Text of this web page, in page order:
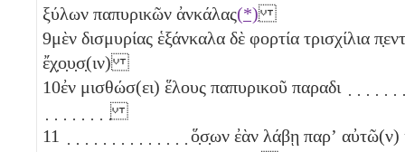
ξύλων παπυρικῶν ἀνκάλας(*)
9μὲν δισμυρίας ἑξάνκαλα δὲ φορτία τρισχίλια
ἔχ̣ο̣υ̣σ̣(ιν)
10ἐν μισθώσ(ει) ἕλους παπυρικοῦ
̣ ̣ ̣ ̣ ̣ ̣ ̣ ̣
11
ὅ̣σ̣ων ἐὰν λάβῃ παρʼ αὐτῶ(ν)